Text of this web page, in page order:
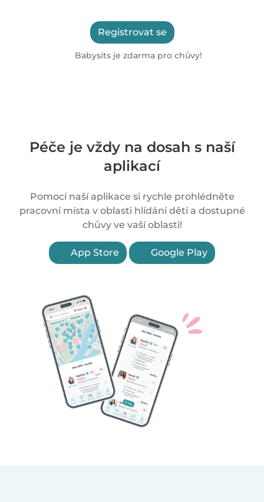
Registrovat se
Babysits je zdarma pro chůvy!
Péče je vždy na dosah s naší
aplikací
Pomocí naší aplikace si rychle prohlédněte
pracovní místa v oblasti hlídání dětí a dostupné
chůvy ve vaší oblasti!
App Store Google Play